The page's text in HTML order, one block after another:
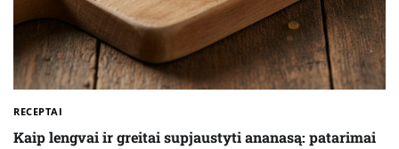
RECEPTAI
Kaip lengvai ir greitai supjaustyti ananasą: patarimai